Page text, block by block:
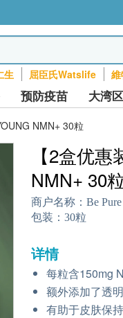
生 屈臣氏Watslife
预防疫苗 大湾
NMN+ 30粒
【2盒优
NMN+ 30
商户名称： Be Pure
包装： 30粒
详情
每粒含150mg
额外添加了透
有助于皮肤保